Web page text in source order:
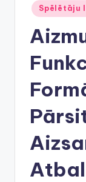
Posted
in
Spēlētāju